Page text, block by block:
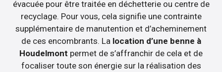
évacuée pour être traitée en déchetterie ou centre de
recyclage. Pour vous, cela signifie une contrainte
supplémentaire de manutention et d’acheminement
de ces encombrants. La location d’une benne à
Houdelmont permet de s’affranchir de cela et de
focaliser toute son énergie sur la réalisation des